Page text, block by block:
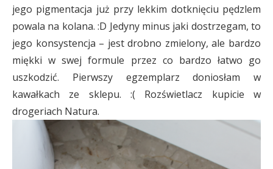
jego pigmentacja już przy lekkim dotknięciu pędzlem
powala na kolana. :D Jedyny minus jaki dostrzegam, to
jego konsystencja – jest drobno zmielony, ale bardzo
miękki w swej formule przez co bardzo łatwo go
uszkodzić. Pierwszy egzemplarz doniosłam w
kawałkach ze sklepu. :( Rozświetlacz kupicie w
drogeriach Natura.